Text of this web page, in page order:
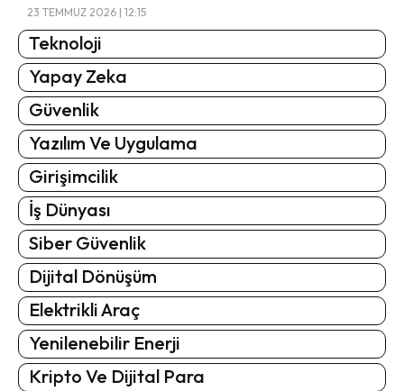
23 TEMMUZ 2026 | 12:15
Teknoloji
Yapay Zeka
Güvenlik
Yazılım Ve Uygulama
Girişimcilik
İş Dünyası
Siber Güvenlik
Dijital Dönüşüm
Elektrikli Araç
Yenilenebilir Enerji
Kripto Ve Dijital Para